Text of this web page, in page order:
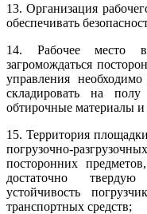
13. Организация
обеспечивать
14. Рабочее место
загромождаться
управления
складировать на
обтирочные материалы
15. Территория
погрузочно-
посторонних
достаточно
устойчивость
транспортных средств;